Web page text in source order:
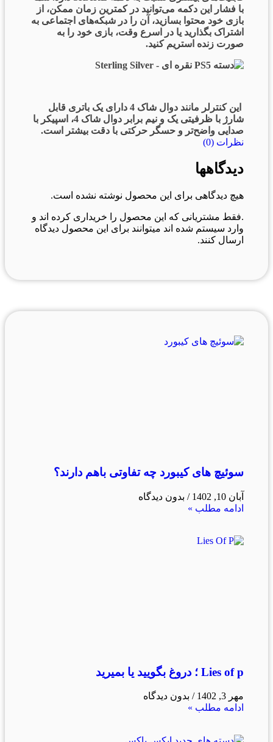
با فشار این دکمه می‌توانید در کمترین زمان ممکن، از
بازی خود محتوا بسازید، آن‌ را در شبکه‌های اجتماعی به
اشتراک بگذارید یا در اسرع وقت، بازی خود را به
صورت زنده استریم کنید.
این کنترلر مانند دوال شاک 4 دارای یک باتری قابل
شارژ با ظرفیتی یک و نیم برابر دوال شاک 4، اسپیکر با
صدایی واضح‌تر و حسگر حرکتی با دقت بیشتر است.
نظرات (0)
دیدگاهها
هیچ دیدگاهی برای این محصول نوشته نشده است.
.فقط مشتریانی که این محصول را خریداری کرده اند و
وارد سیستم شده اند میتوانند برای این محصول دیدگاه
ارسال کنند.
سوئیچ های کیبورد چه تفاوتی باهم دارند؟
آبان 10, 1402
بدون دیدگاه
ادامه مطلب »
Lies of p ؛ دروغ بگویید یا بمیرید
مهر 3, 1402
بدون دیدگاه
ادامه مطلب »